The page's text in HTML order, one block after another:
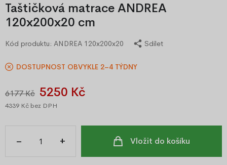
Taštičková matrace ANDREA
120x200x20 cm
Kód produktu: ANDREA 120x200x20 Sdílet
DOSTUPNOST OBVYKLE 2–4 TÝDNY
6177 Kč 5250 Kč
4339 Kč bez DPH
– + Vložit do košíku